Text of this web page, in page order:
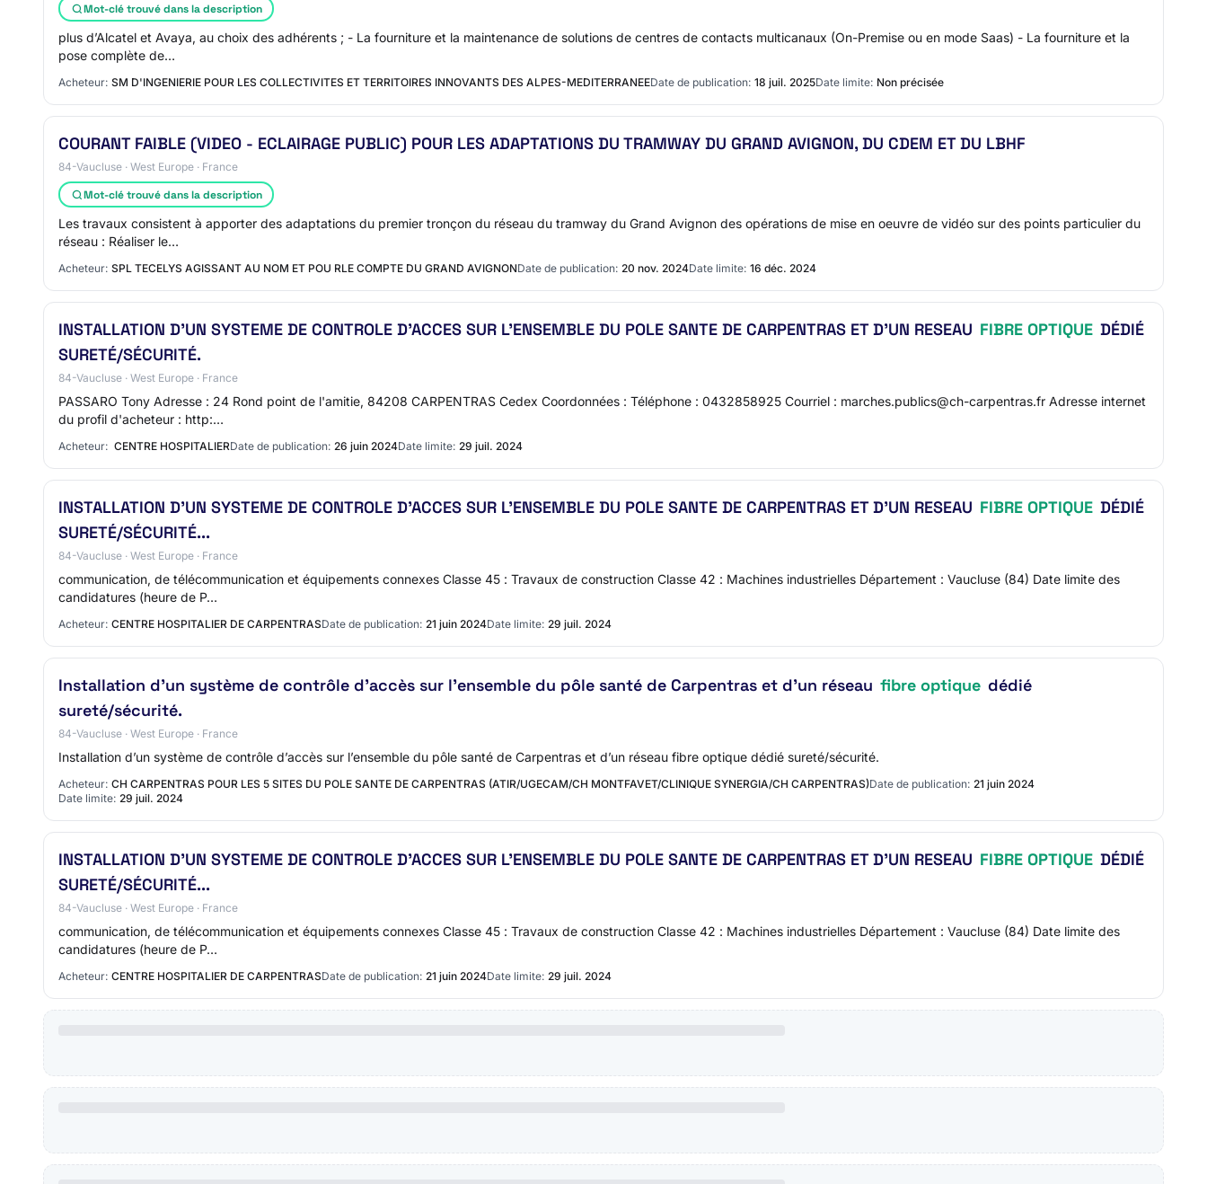
Mot-clé trouvé dans la description
plus d’Alcatel et Avaya, au choix des adhérents ; - La fourniture et la maintenance de solutions de centres de contacts multicanaux (On-Premise ou en mode Saas) - La fourniture et la
pose complète de…
Acheteur: SM D'INGENIERIE POUR LES COLLECTIVITES ET TERRITOIRES INNOVANTS DES ALPES-MEDITERRANEEDate de publication: 18 juil. 2025Date limite: Non précisée
COURANT FAIBLE (VIDEO - ECLAIRAGE PUBLIC) POUR LES ADAPTATIONS DU TRAMWAY DU GRAND AVIGNON, DU CDEM ET DU LBHF
84-Vaucluse · West Europe · France
Mot-clé trouvé dans la description
Les travaux consistent à apporter des adaptations du premier tronçon du réseau du tramway du Grand Avignon des opérations de mise en oeuvre de vidéo sur des points particulier du
réseau : Réaliser le…
Acheteur: SPL TECELYS AGISSANT AU NOM ET POU RLE COMPTE DU GRAND AVIGNONDate de publication: 20 nov. 2024Date limite: 16 déc. 2024
INSTALLATION D'UN SYSTEME DE CONTROLE D'ACCES SUR L'ENSEMBLE DU POLE SANTE DE CARPENTRAS ET D'UN RESEAU FIBRE OPTIQUE DÉDIÉ
SURETÉ/SÉCURITÉ.
84-Vaucluse · West Europe · France
PASSARO Tony Adresse : 24 Rond point de l'amitie, 84208 CARPENTRAS Cedex Coordonnées : Téléphone : 0432858925 Courriel : marches.publics@ch-carpentras.fr Adresse internet
du profil d'acheteur : http:…
Acheteur: CENTRE HOSPITALIERDate de publication: 26 juin 2024Date limite: 29 juil. 2024
INSTALLATION D’UN SYSTEME DE CONTROLE D’ACCES SUR L’ENSEMBLE DU POLE SANTE DE CARPENTRAS ET D’UN RESEAU FIBRE OPTIQUE DÉDIÉ
SURETÉ/SÉCURITÉ...
84-Vaucluse · West Europe · France
communication, de télécommunication et équipements connexes Classe 45 : Travaux de construction Classe 42 : Machines industrielles Département : Vaucluse (84) Date limite des
candidatures (heure de P…
Acheteur: CENTRE HOSPITALIER DE CARPENTRASDate de publication: 21 juin 2024Date limite: 29 juil. 2024
Installation d’un système de contrôle d’accès sur l’ensemble du pôle santé de Carpentras et d’un réseau fibre optique dédié
sureté/sécurité.
84-Vaucluse · West Europe · France
Installation d’un système de contrôle d’accès sur l’ensemble du pôle santé de Carpentras et d’un réseau fibre optique dédié sureté/sécurité.
Acheteur: CH CARPENTRAS POUR LES 5 SITES DU POLE SANTE DE CARPENTRAS (ATIR/UGECAM/CH MONTFAVET/CLINIQUE SYNERGIA/CH CARPENTRAS)Date de publication: 21 juin 2024
Date limite: 29 juil. 2024
INSTALLATION D’UN SYSTEME DE CONTROLE D’ACCES SUR L’ENSEMBLE DU POLE SANTE DE CARPENTRAS ET D’UN RESEAU FIBRE OPTIQUE DÉDIÉ
SURETÉ/SÉCURITÉ...
84-Vaucluse · West Europe · France
communication, de télécommunication et équipements connexes Classe 45 : Travaux de construction Classe 42 : Machines industrielles Département : Vaucluse (84) Date limite des
candidatures (heure de P…
Acheteur: CENTRE HOSPITALIER DE CARPENTRASDate de publication: 21 juin 2024Date limite: 29 juil. 2024